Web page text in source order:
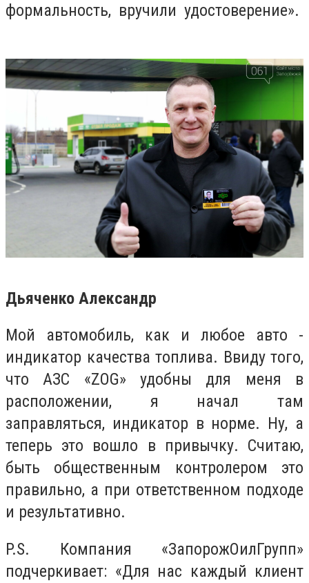
формальность, вручили удостоверение».
Дьяченко Александр
Мой автомобиль, как и любое авто -
индикатор качества топлива. Ввиду того,
что АЗС «ZOG» удобны для меня в
расположении, я начал там
заправляться, индикатор в норме. Ну, а
теперь это вошло в привычку. Считаю,
быть общественным контролером это
правильно, а при ответственном подходе
и результативно.
P.S. Компания «ЗапорожОилГрупп»
подчеркивает: «Для нас каждый клиент